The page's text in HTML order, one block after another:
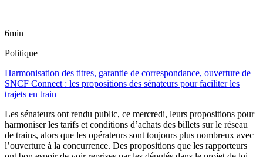
6min
Politique
Harmonisation des titres, garantie de correspondance, ouverture de
SNCF Connect : les propositions des sénateurs pour faciliter les
trajets en train
Les sénateurs ont rendu public, ce mercredi, leurs propositions pour
harmoniser les tarifs et conditions d’achats des billets sur le réseau
de trains, alors que les opérateurs sont toujours plus nombreux avec
l’ouverture à la concurrence. Des propositions que les rapporteurs